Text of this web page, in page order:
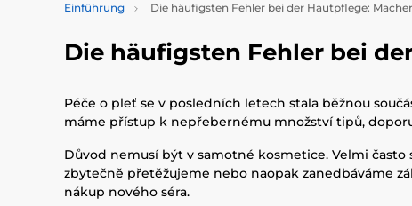
Einführung Die häufigsten Fehler bei der Hautpflege:
Die häufigsten Fehler bei
Péče o pleť se v posledních letech stala běžnou
máme přístup k nepřebernému množství tipů,
Důvod nemusí být v samotné kosmetice. Velmi
zbytečně přetěžujeme nebo naopak zanedbáváme
nákup nového séra.